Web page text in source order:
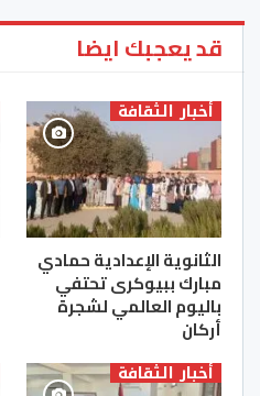
قد يعجبك ايضا
أخبار الثقافة
الثانوية الإعدادية حمادي
مبارك ببيوكرى تحتفي
باليوم العالمي لشجرة
أركان
أخبار الثقافة